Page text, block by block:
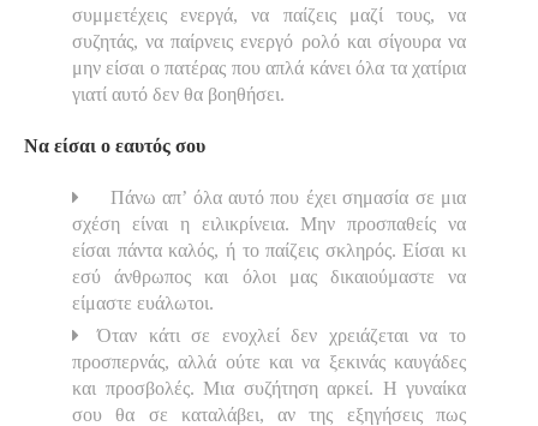
συμμετέχεις ενεργά, να παίζεις μαζί τους, να
συζητάς, να παίρνεις ενεργό ρολό και σίγουρα να
μην είσαι ο πατέρας που απλά κάνει όλα τα χατίρια
γιατί αυτό δεν θα βοηθήσει.
Να είσαι ο εαυτός σου
Πάνω απ’ όλα αυτό που έχει σημασία σε μια
σχέση είναι η ειλικρίνεια. Μην προσπαθείς να
είσαι πάντα καλός, ή το παίζεις σκληρός. Είσαι κι
εσύ άνθρωπος και όλοι μας δικαιούμαστε να
είμαστε ευάλωτοι.
Όταν κάτι σε ενοχλεί δεν χρειάζεται να το
προσπερνάς, αλλά ούτε και να ξεκινάς καυγάδες
και προσβολές. Μια συζήτηση αρκεί. Η γυναίκα
σου θα σε καταλάβει, αν της εξηγήσεις πως